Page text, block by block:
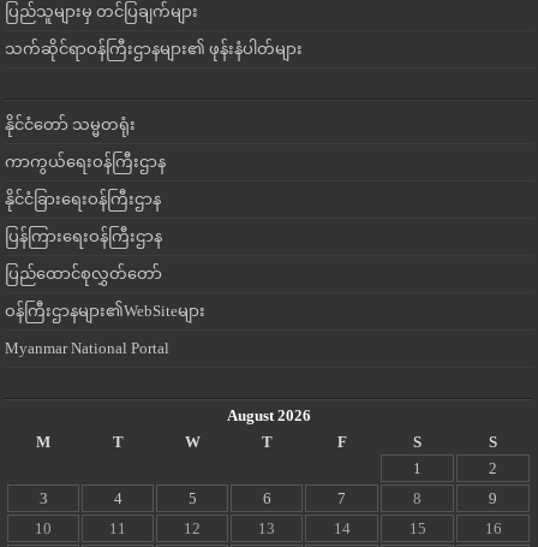
ပြည်သူများမှ တင်ပြချက်များ
သက်ဆိုင်ရာဝန်ကြီးဌာနများ၏ ဖုန်းနံပါတ်များ
နိုင်ငံတော် သမ္မတရုံး
ကာကွယ်ရေးဝန်ကြီးဌာန
နိုင်ငံခြားရေးဝန်ကြီးဌာန
ပြန်ကြားရေးဝန်ကြီးဌာန
ပြည်ထောင်စုလွှတ်တော်
ဝန်ကြီးဌာနများ၏WebSiteများ
Myanmar National Portal
August 2026
M
T W T F S
S
1
2
3
4 5 6 7 8
9
10
11 12 13 14 15
16